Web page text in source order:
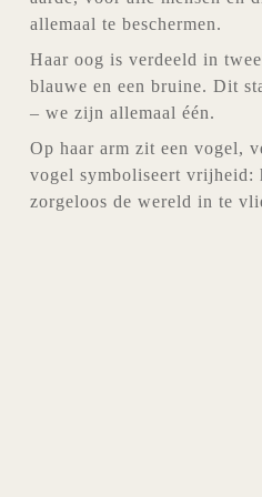
allemaal te beschermen.
Haar oog is verdeeld in
blauwe en een bruine. Dit
– we zijn allemaal één.
Op haar arm zit een vogel,
vogel symboliseert vrijheid:
zorgeloos de wereld in te